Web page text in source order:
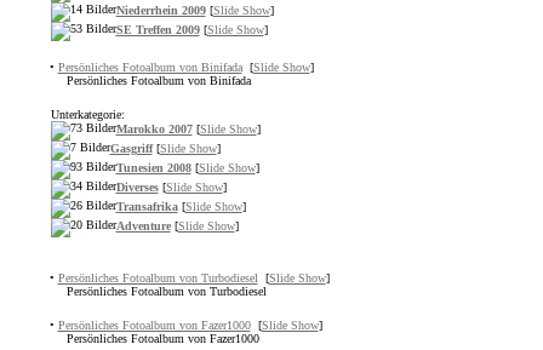
Niederrhein 2009[Slide Show]
SE Treffen 2009[Slide Show]
• Persönliches Fotoalbum von Binifada [Slide Show]
Persönliches Fotoalbum von Binifada
Unterkategorie:
Marokko 2007[Slide Show]
Gasgriff[Slide Show]
Tunesien 2008[Slide Show]
Diverses[Slide Show]
Transafrika[Slide Show]
Adventure[Slide Show]
• Persönliches Fotoalbum von Turbodiesel [Slide Show]
Persönliches Fotoalbum von Turbodiesel
• Persönliches Fotoalbum von Fazer1000 [Slide Show]
Persönliches Fotoalbum von Fazer1000